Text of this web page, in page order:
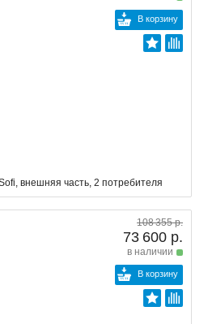
В корзину
внешняя часть, 2 потребителя
108 355 р.
73 600 р.
в наличии
В корзину